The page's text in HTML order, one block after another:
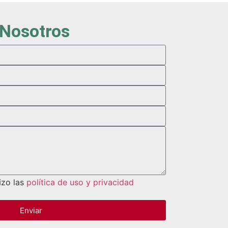
las política de uso y privacidad
Enviar